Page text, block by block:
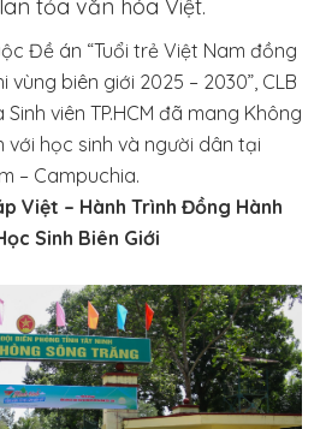
tỏa văn hóa Việt.
Đề án “Tuổi trẻ Việt Nam đồng
biên giới 2025 – 2030”, CLB
viên TP.HCM đã mang Không
với học sinh và người dân tại
– Campuchia.
Việt – Hành Trình Đồng Hành
Sinh Biên Giới